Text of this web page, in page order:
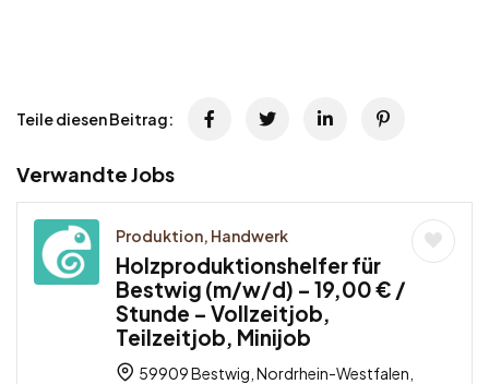
Teile diesen Beitrag:
Verwandte Jobs
Produktion, Handwerk
Holzproduktionshelfer für
Bestwig (m/w/d) – 19,00 € /
Stunde – Vollzeitjob,
Teilzeitjob, Minijob
59909 Bestwig, Nordrhein-Westfalen,